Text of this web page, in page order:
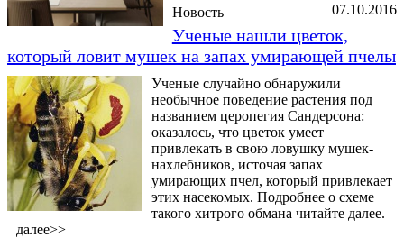
07.10.2016
Новость
Ученые нашли цветок,
который ловит мушек на запах умирающей пчелы
Ученые случайно обнаружили
необычное поведение растения под
названием церопегия Сандерсона:
оказалось, что цветок умеет
привлекать в свою ловушку мушек-
нахлебников, источая запах
умирающих пчел, который привлекает
этих насекомых. Подробнее о схеме
такого хитрого обмана читайте далее.
далее>>